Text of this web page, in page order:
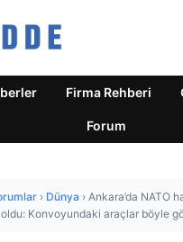
Firma Rehberi
Forum
› Dünya › Ankara’da NATO
oldu: Konvoyundaki araçlar böyle